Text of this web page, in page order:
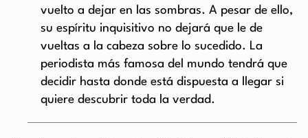
vuelto a dejar en las sombras. A pesar de ello,
su espíritu inquisitivo no dejará que le de
vueltas a la cabeza sobre lo sucedido. La
periodista más famosa del mundo tendrá que
decidir hasta donde está dispuesta a llegar si
quiere descubrir toda la verdad.